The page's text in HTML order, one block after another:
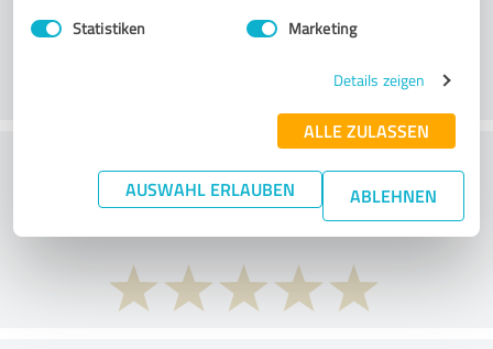
Statistiken Marketing
Details zeigen
ALLE ZULASSEN
AUSWAHL ERLAUBEN ABLEHNEN
What do you think of the price to
performance ratio?